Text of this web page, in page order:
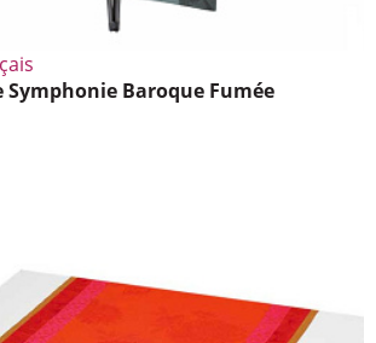
Sympho­nie Baroque Fumée